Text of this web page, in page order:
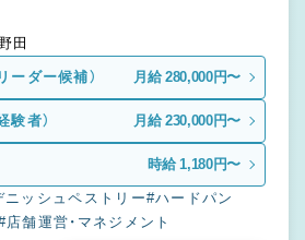
市 上野田
ーダー候補） 月給 280,000円〜
験者） 月給 230,000円〜
時給 1,180円〜
ニッシュペストリー#ハードパン
店舗運営・マネジメント